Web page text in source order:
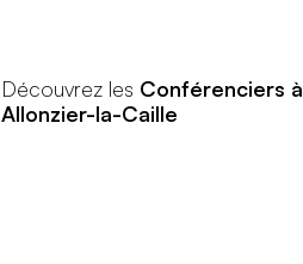
Découvrez les Conférenciers à
Allonzier-la-Caille